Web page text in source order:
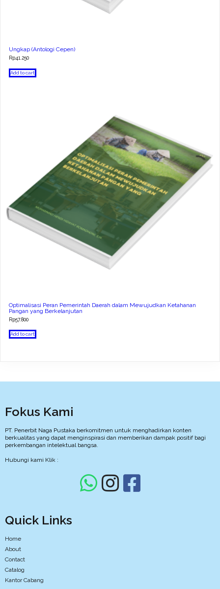
Ungkap (Antologi Cepen)
Rp41.250
Add to cart
Optimalisasi Peran Pemerintah Daerah dalam Mewujudkan Ketahanan
Pangan yang Berkelanjutan
Rp57.800
Add to cart
Fokus Kami
PT. Penerbit Naga Pustaka berkomitmen untuk menghadirkan konten
berkualitas yang dapat menginspirasi dan memberikan dampak positif bagi
perkembangan intelektual bangsa.
Hubungi kami Klik :
Quick Links
Home
About
Contact
Catalog
Kantor Cabang